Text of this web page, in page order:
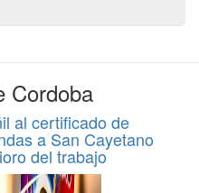
Cordoba
al certificado de
a San Cayetano
del trabajo